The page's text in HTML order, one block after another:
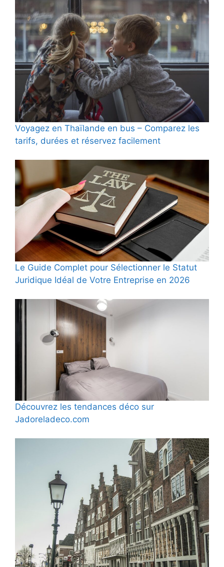
Voyagez en Thaïlande en bus – Comparez les
tarifs, durées et réservez facilement
Le Guide Complet pour Sélectionner le Statut
Juridique Idéal de Votre Entreprise en 2026
Découvrez les tendances déco sur
Jadoreladeco.com